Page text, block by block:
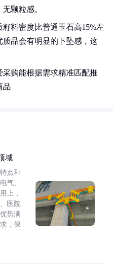
颗粒感。
料密度比普通玉石高15%左
品会有明显的下坠感，这
购能根据需求精准匹配推
品
域
点和
气、
上，
医院
势满
，保